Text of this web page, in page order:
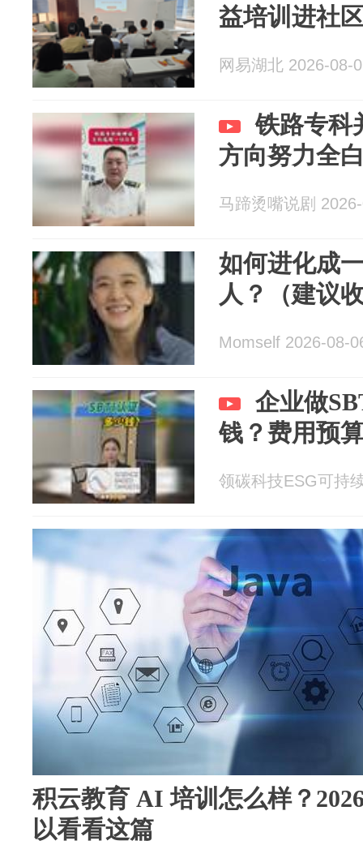
益培训进社
网易湖北 2026-08-
铁路专科
方向努力全
马蹄烫嘴说剧
如何进化成
人？（建议
Momself 2026-08-
企业做
钱？费用预
领碳科技ESG可持
积云教育 AI 培训怎么样？
以看看这篇